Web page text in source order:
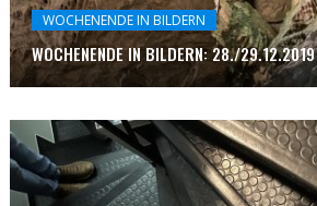
WOCHENENDE IN BILDERN
WOCHENENDE IN BILDERN: 28./29.12.2019